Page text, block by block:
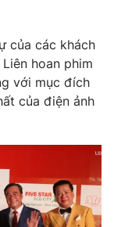
có sự chấp
phát hành lại
của các khách
hoan phim
với mục đích
của điện ảnh